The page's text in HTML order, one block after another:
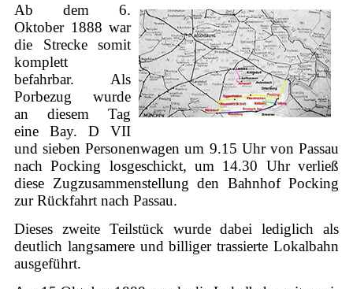
Ab dem 6.
Oktober 1888 war
die Strecke somit
komplett
befahrbar. Als
Porbezug wurde
an diesem Tag
eine Bay. D VII
und sieben Personenwagen um 9.15 Uhr von Passau
nach Pocking losgeschickt, um 14.30 Uhr verließ
diese Zugzusammenstellung den Bahnhof Pocking
zur Rückfahrt nach Passau.
Dieses zweite Teilstück wurde dabei lediglich als
deutlich langsamere und billiger trassierte Lokalbahn
ausgeführt.